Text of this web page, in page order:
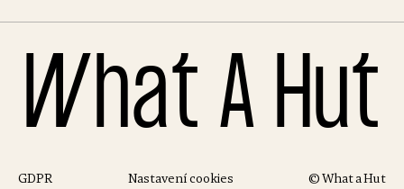
WhatAHut
GDPR Nastavení cookies
© What a Hut